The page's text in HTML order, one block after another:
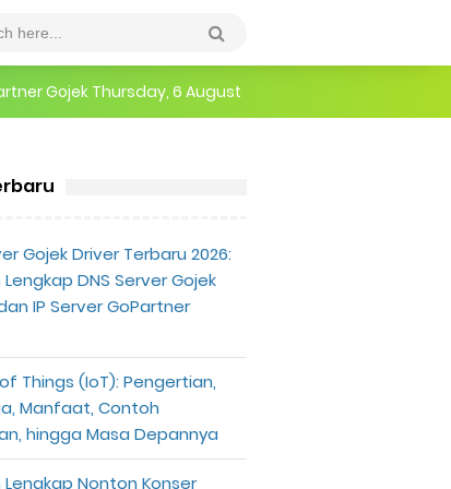
Gojek Thursday, 6 August
Gojek Driver Terbaru 2026:
DNS Server Gojek
IP Server GoPartner
Things (IoT): Pengertian,
Manfaat, Contoh
hingga Masa Depannya
Nonton Konser